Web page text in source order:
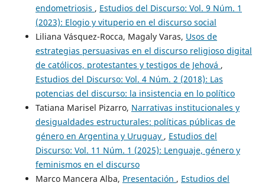
endometriosis , Estudios del Discurso: Vol. 9 Núm. 1
(2023): Elogio y vituperio en el discurso social
Liliana Vásquez-Rocca, Magaly Varas, Usos de
estrategias persuasivas en el discurso religioso digital
de católicos, protestantes y testigos de Jehová ,
Estudios del Discurso: Vol. 4 Núm. 2 (2018): Las
potencias del discurso: la insistencia en lo político
Tatiana Marisel Pizarro, Narrativas institucionales y
desigualdades estructurales: políticas públicas de
género en Argentina y Uruguay , Estudios del
Discurso: Vol. 11 Núm. 1 (2025): Lenguaje, género y
feminismos en el discurso
Marco Mancera Alba, Presentación , Estudios del